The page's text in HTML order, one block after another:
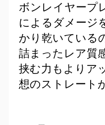
ボンレイヤープ
によるダメージ
かり乾いている
詰まったレア質
挟む力もよりア
想のストレート